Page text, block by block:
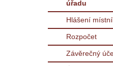
úřadu
Hlášení
Rozpočet
Závěrečný